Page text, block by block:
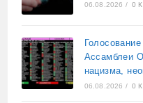
06.08.2026 / 0
Ассамблеи
нацизма,
06.08.2026 / 0